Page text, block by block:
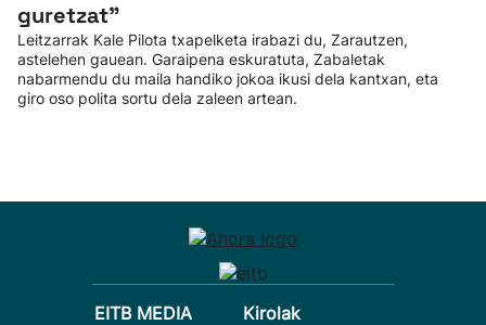
guretzat”
Leitzarrak Kale Pilota txapelketa irabazi du, Zarautzen,
astelehen gauean. Garaipena eskuratuta, Zabaletak
nabarmendu du maila handiko jokoa ikusi dela kantxan, eta
giro oso polita sortu dela zaleen artean.
EITB MEDIA
Kirolak